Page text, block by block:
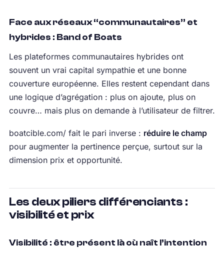
Face aux réseaux “communautaires” et
hybrides : Band of Boats
Les plateformes communautaires hybrides ont
souvent un vrai capital sympathie et une bonne
couverture européenne. Elles restent cependant dans
une logique d’agrégation : plus on ajoute, plus on
couvre… mais plus on demande à l’utilisateur de filtrer.
boatcible.com/ fait le pari inverse : réduire le champ
pour augmenter la pertinence perçue, surtout sur la
dimension prix et opportunité.
Les deux piliers différenciants :
visibilité et prix
Visibilité : être présent là où naît l’intention